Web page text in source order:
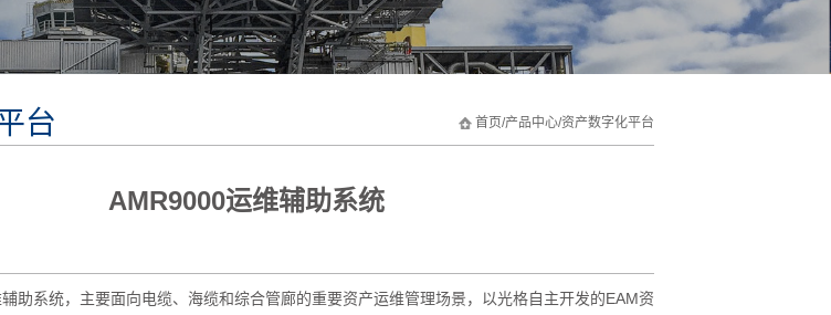
首页/产品中心/资产数字化平台
台
AMR9000运维辅助系统
助系统，主要面向电缆、海缆和综合管廊的重要资产运维管理场景，以光格自主开发的EAM资